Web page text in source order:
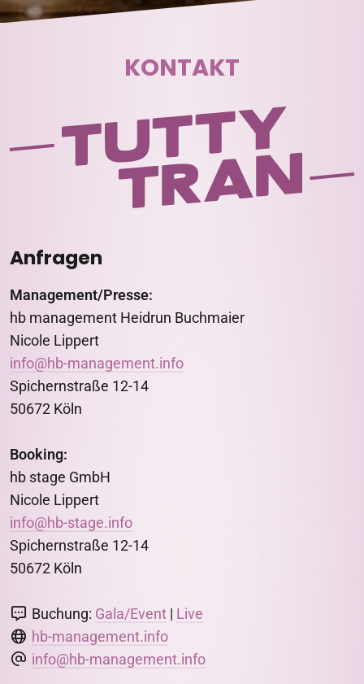
KONTAKT
Anfragen
Management/Presse:
hb management Heidrun Buchmaier
Nicole Lippert
info@hb-management.info
Spichernstraße 12-14
50672 Köln
Booking:
hb stage GmbH
Nicole Lippert
info@hb-stage.info
Spichernstraße 12-14
50672 Köln
Buchung: Gala/Event| Live
hb-management.info
info@hb-management.info